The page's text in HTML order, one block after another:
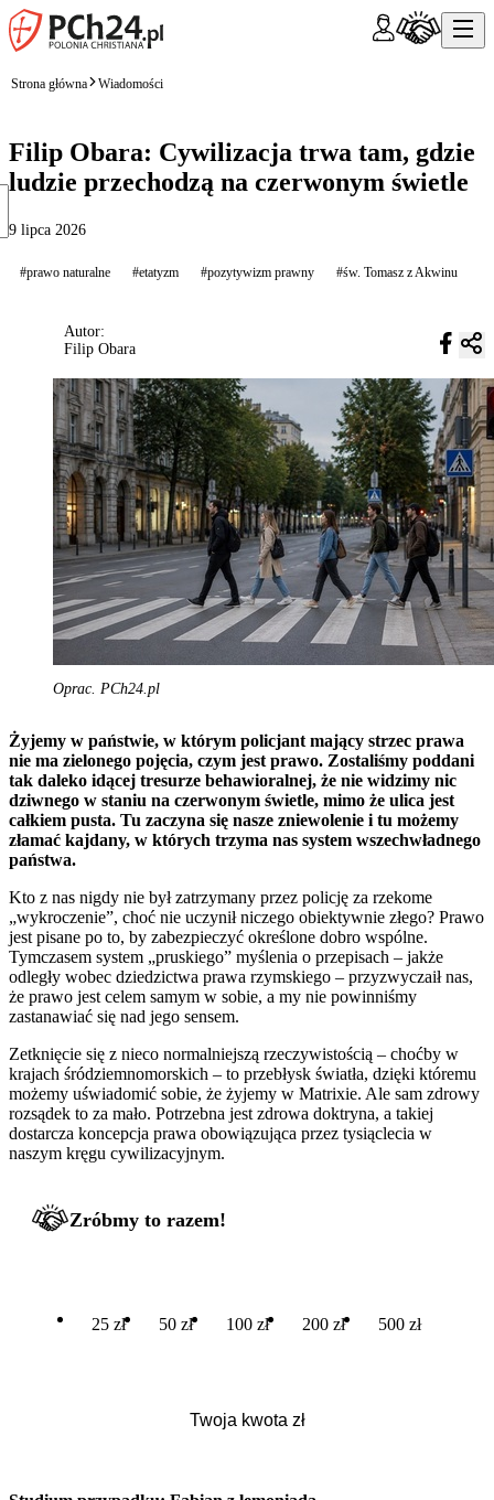
Strona główna Wiadomości
Filip Obara: Cywilizacja trwa tam, gdzie
ludzie przechodzą na czerwonym świetle
9 lipca 2026
#prawo naturalne #etatyzm #pozytywizm prawny #św. Tomasz z Akwinu
Autor:
Filip Obara
Oprac. PCh24.pl
Żyjemy w państwie, w którym policjant mający strzec prawa
nie ma zielonego pojęcia, czym jest prawo. Zostaliśmy poddani
tak daleko idącej tresurze behawioralnej, że nie widzimy nic
dziwnego w staniu na czerwonym świetle, mimo że ulica jest
całkiem pusta. Tu zaczyna się nasze zniewolenie i tu możemy
złamać kajdany, w których trzyma nas system wszechwładnego
państwa.
Kto z nas nigdy nie był zatrzymany przez policję za rzekome
„wykroczenie”, choć nie uczynił niczego obiektywnie złego? Prawo
jest pisane po to, by zabezpieczyć określone dobro wspólne.
Tymczasem system „pruskiego” myślenia o przepisach – jakże
odległy wobec dziedzictwa prawa rzymskiego – przyzwyczaił nas,
że prawo jest celem samym w sobie, a my nie powinniśmy
zastanawiać się nad jego sensem.
Zetknięcie się z nieco normalniejszą rzeczywistością – choćby w
krajach śródziemnomorskich – to przebłysk światła, dzięki któremu
możemy uświadomić sobie, że żyjemy w Matrixie. Ale sam zdrowy
rozsądek to za mało. Potrzebna jest zdrowa doktryna, a takiej
dostarcza koncepcja prawa obowiązująca przez tysiąclecia w
naszym kręgu cywilizacyjnym.
Zróbmy to razem!
25 zł 50 zł 100 zł 200 zł 500 zł